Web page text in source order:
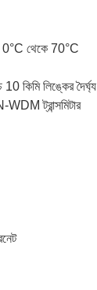
0°C থেকে 70°C
কিমি লিঙ্কের দৈর্ঘ্য
ট্রান্সমিটার